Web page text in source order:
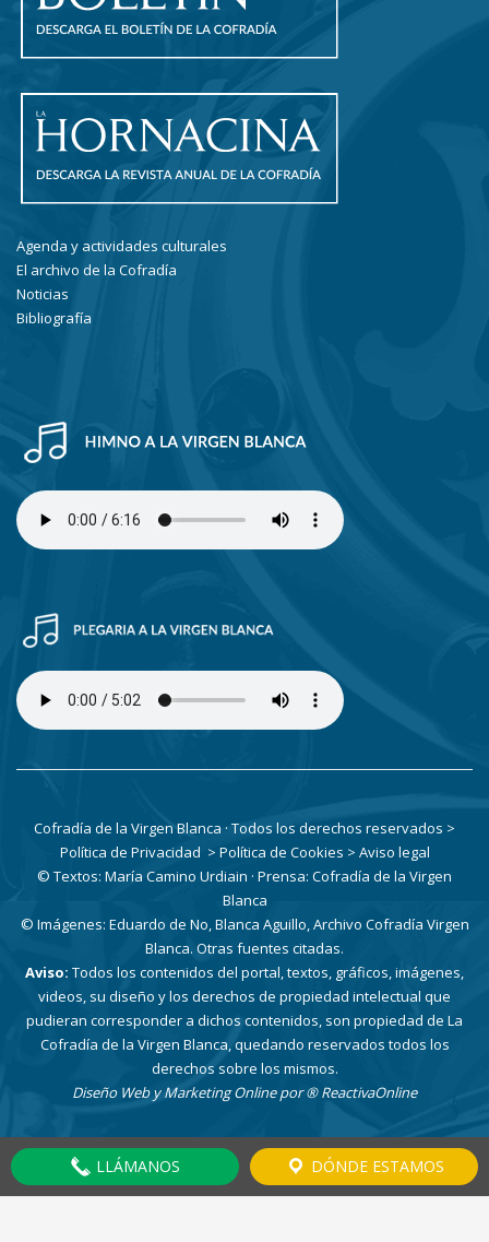
Agenda y actividades culturales
El archivo de la Cofradía
Noticias
Bibliografía
Cofradía de la Virgen Blanca · Todos los derechos reservados >
Política de Privacidad > Política de Cookies > Aviso legal
© Textos: María Camino Urdiain · Prensa: Cofradía de la Virgen
Blanca
© Imágenes: Eduardo de No, Blanca Aguillo, Archivo Cofradía Virgen
Blanca. Otras fuentes citadas.
Aviso: Todos los contenidos del portal, textos, gráficos, imágenes,
videos, su diseño y los derechos de propiedad intelectual que
pudieran corresponder a dichos contenidos, son propiedad de La
Cofradía de la Virgen Blanca, quedando reservados todos los
derechos sobre los mismos.
Diseño Web y Marketing Online por® ReactivaOnline
LLÁMANOS DÓNDE ESTAMOS